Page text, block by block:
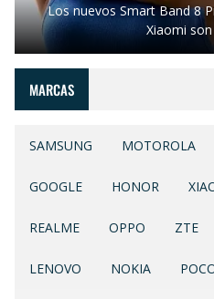
Los nuevos Smart Band 8
Xiaomi
MARCAS
SAMSUNG MOTOROLA
GOOGLE HONOR
REALME OPPO ZTE
LENOVO NOKIA